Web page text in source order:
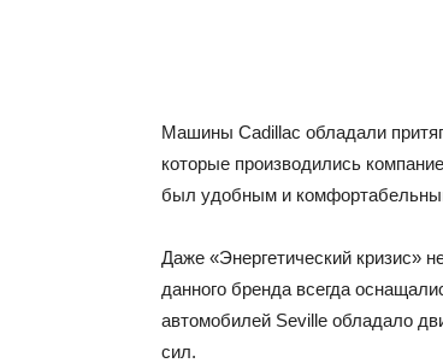
Машины Cadillac обладали
которые производились
был удобным и
Даже «Энергетический кризис»
данного бренда всегда
автомобилей Seville обладало
сил.